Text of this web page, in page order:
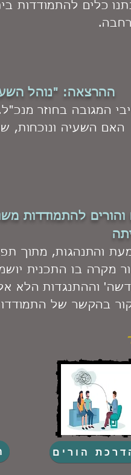
כלים להתמודדות
ההרצאה: "נוהל
המגובה בחוזר
השעיה ונוכחות,
להתמודדות
והתנהגות, מתוך
מקרה בו התכנית
וההתנגדות הלא
בהקשר של
הורים